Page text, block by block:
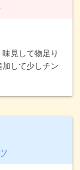
見して物足り
して少しチン